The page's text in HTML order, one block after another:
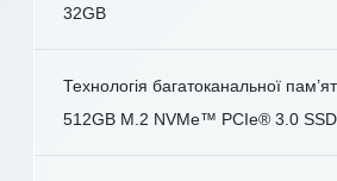
32GB
Технологія багатоканальної
512GB M.2 NVMe™ PCIe® 3.0 SSD